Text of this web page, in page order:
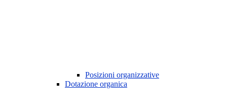
Posizioni organizzative
Dotazione organica